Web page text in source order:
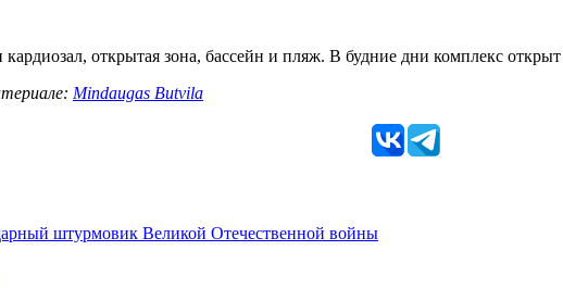
открытая зона, бассейн и пляж. В будние дни комплекс
Mindaugas Butvila
штурмовик Великой Отечественной войны